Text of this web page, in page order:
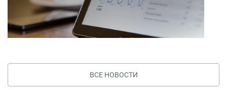
ВСЕ НОВОСТИ